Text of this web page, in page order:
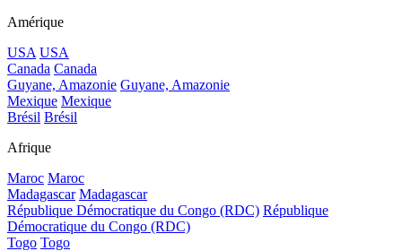
Amérique
USA USA
Canada Canada
Guyane, Amazonie Guyane, Amazonie
Mexique Mexique
Brésil Brésil
Afrique
Maroc Maroc
Madagascar Madagascar
République Démocratique du Congo (RDC) République
Démocratique du Congo (RDC)
Togo Togo